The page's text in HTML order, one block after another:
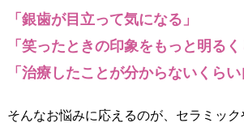
「銀歯が目立って気になる」
「笑ったときの印象をもっと明るく
「治療したことが分からないくらい
そんなお悩みに応えるのが、セラミッ